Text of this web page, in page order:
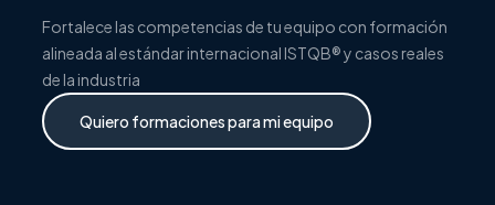
Fortalece las competencias de tu equipo con formación
alineada al estándar internacional ISTQB® y casos reales
de la industria
Quiero formaciones para mi equipo